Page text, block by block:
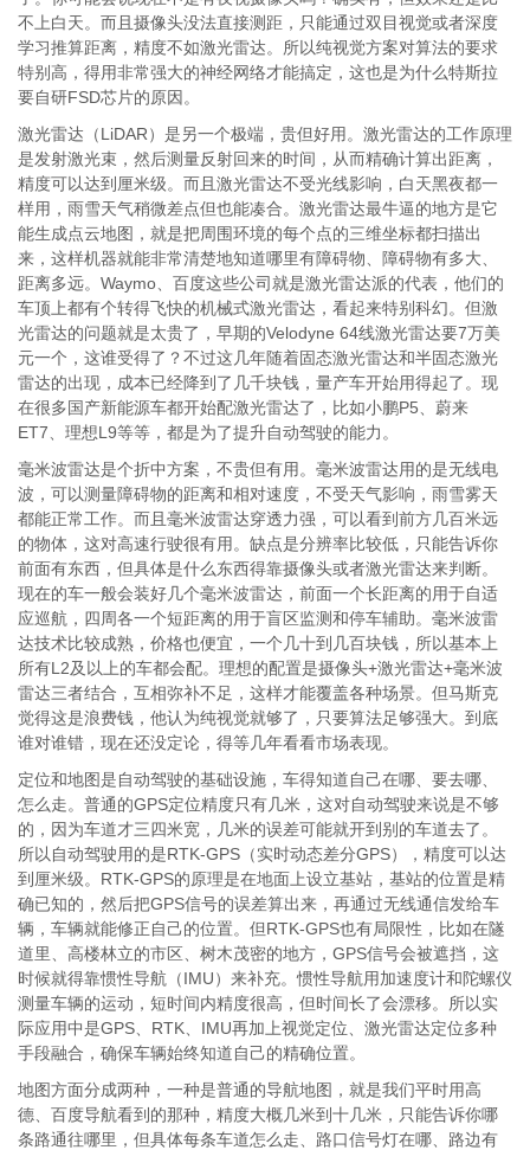
不上白天。而且摄像头没法直接测距，只能通过双目视觉或者深度
学习推算距离，精度不如激光雷达。所以纯视觉方案对算法的要求
特别高，得用非常强大的神经网络才能搞定，这也是为什么特斯拉
要自研FSD芯片的原因。
激光雷达（LiDAR）是另一个极端，贵但好用。激光雷达的工作原理
是发射激光束，然后测量反射回来的时间，从而精确计算出距离，
精度可以达到厘米级。而且激光雷达不受光线影响，白天黑夜都一
样用，雨雪天气稍微差点但也能凑合。激光雷达最牛逼的地方是它
能生成点云地图，就是把周围环境的每个点的三维坐标都扫描出
来，这样机器就能非常清楚地知道哪里有障碍物、障碍物有多大、
距离多远。Waymo、百度这些公司就是激光雷达派的代表，他们的
车顶上都有个转得飞快的机械式激光雷达，看起来特别科幻。但激
光雷达的问题就是太贵了，早期的Velodyne 64线激光雷达要7万美
元一个，这谁受得了？不过这几年随着固态激光雷达和半固态激光
雷达的出现，成本已经降到了几千块钱，量产车开始用得起了。现
在很多国产新能源车都开始配激光雷达了，比如小鹏P5、蔚来
ET7、理想L9等等，都是为了提升自动驾驶的能力。
毫米波雷达是个折中方案，不贵但有用。毫米波雷达用的是无线电
波，可以测量障碍物的距离和相对速度，不受天气影响，雨雪雾天
都能正常工作。而且毫米波雷达穿透力强，可以看到前方几百米远
的物体，这对高速行驶很有用。缺点是分辨率比较低，只能告诉你
前面有东西，但具体是什么东西得靠摄像头或者激光雷达来判断。
现在的车一般会装好几个毫米波雷达，前面一个长距离的用于自适
应巡航，四周各一个短距离的用于盲区监测和停车辅助。毫米波雷
达技术比较成熟，价格也便宜，一个几十到几百块钱，所以基本上
所有L2及以上的车都会配。理想的配置是摄像头+激光雷达+毫米波
雷达三者结合，互相弥补不足，这样才能覆盖各种场景。但马斯克
觉得这是浪费钱，他认为纯视觉就够了，只要算法足够强大。到底
谁对谁错，现在还没定论，得等几年看看市场表现。
定位和地图是自动驾驶的基础设施，车得知道自己在哪、要去哪、
怎么走。普通的GPS定位精度只有几米，这对自动驾驶来说是不够
的，因为车道才三四米宽，几米的误差可能就开到别的车道去了。
所以自动驾驶用的是RTK-GPS（实时动态差分GPS），精度可以达
到厘米级。RTK-GPS的原理是在地面上设立基站，基站的位置是精
确已知的，然后把GPS信号的误差算出来，再通过无线通信发给车
辆，车辆就能修正自己的位置。但RTK-GPS也有局限性，比如在隧
道里、高楼林立的市区、树木茂密的地方，GPS信号会被遮挡，这
时候就得靠惯性导航（IMU）来补充。惯性导航用加速度计和陀螺仪
测量车辆的运动，短时间内精度很高，但时间长了会漂移。所以实
际应用中是GPS、RTK、IMU再加上视觉定位、激光雷达定位多种
手段融合，确保车辆始终知道自己的精确位置。
地图方面分成两种，一种是普通的导航地图，就是我们平时用高
德、百度导航看到的那种，精度大概几米到十几米，只能告诉你哪
条路通往哪里，但具体每条车道怎么走、路口信号灯在哪、路边有